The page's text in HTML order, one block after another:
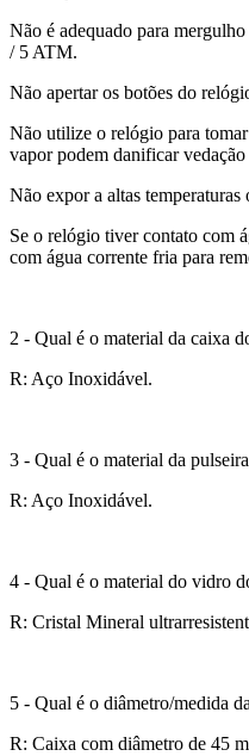
Não é adequado para
/ 5 ATM.
Não apertar os botões do
Não utilize o relógio para
vapor podem danificar
Não expor a altas temperaturas
Se o relógio tiver contato com
com água corrente fria para
2 - Qual é o material da caixa
R: Aço Inoxidável.
3 - Qual é o material da
R: Aço Inoxidável.
4 - Qual é o material do vidro
R: Cristal Mineral
5 - Qual é o diâmetro/medida
R: Caixa com diâmetro de 45